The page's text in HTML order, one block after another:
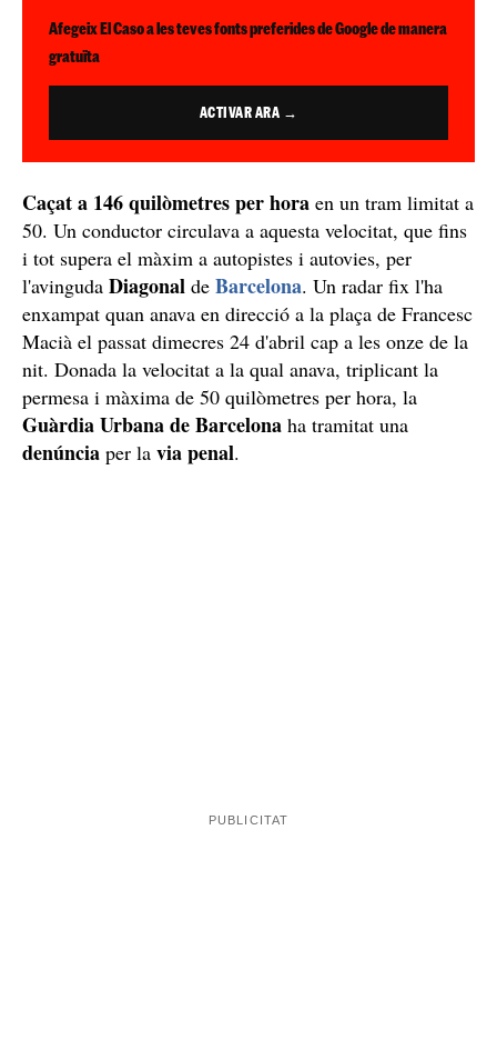
Afegeix El Caso a les teves fonts preferides de Google de manera
gratuïta
ACTIVAR ARA →
Caçat a 146 quilòmetres per hora en un tram limitat a
50. Un conductor circulava a aquesta velocitat, que fins
i tot supera el màxim a autopistes i autovies, per
l'avinguda Diagonal de Barcelona. Un radar fix l'ha
enxampat quan anava en direcció a la plaça de Francesc
Macià el passat dimecres 24 d'abril cap a les onze de la
nit. Donada la velocitat a la qual anava, triplicant la
permesa i màxima de 50 quilòmetres per hora, la
Guàrdia Urbana de Barcelona ha tramitat una
denúncia per la via penal.